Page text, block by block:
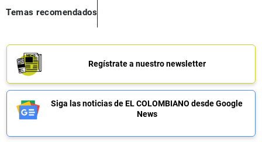
Temas recomendados
Regístrate a nuestro newsletter
Siga las noticias de EL COLOMBIANO desde Google
News